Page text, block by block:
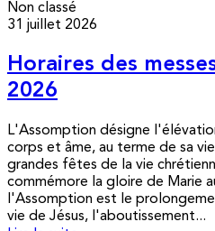
Non classé
31 juillet 2026
Horaires des
2026
L'Assomption désigne
corps et âme, au terme de sa
grandes fêtes de la vie
commémore la gloire de Marie
l'Assomption est le
vie de Jésus, l'aboutissement...